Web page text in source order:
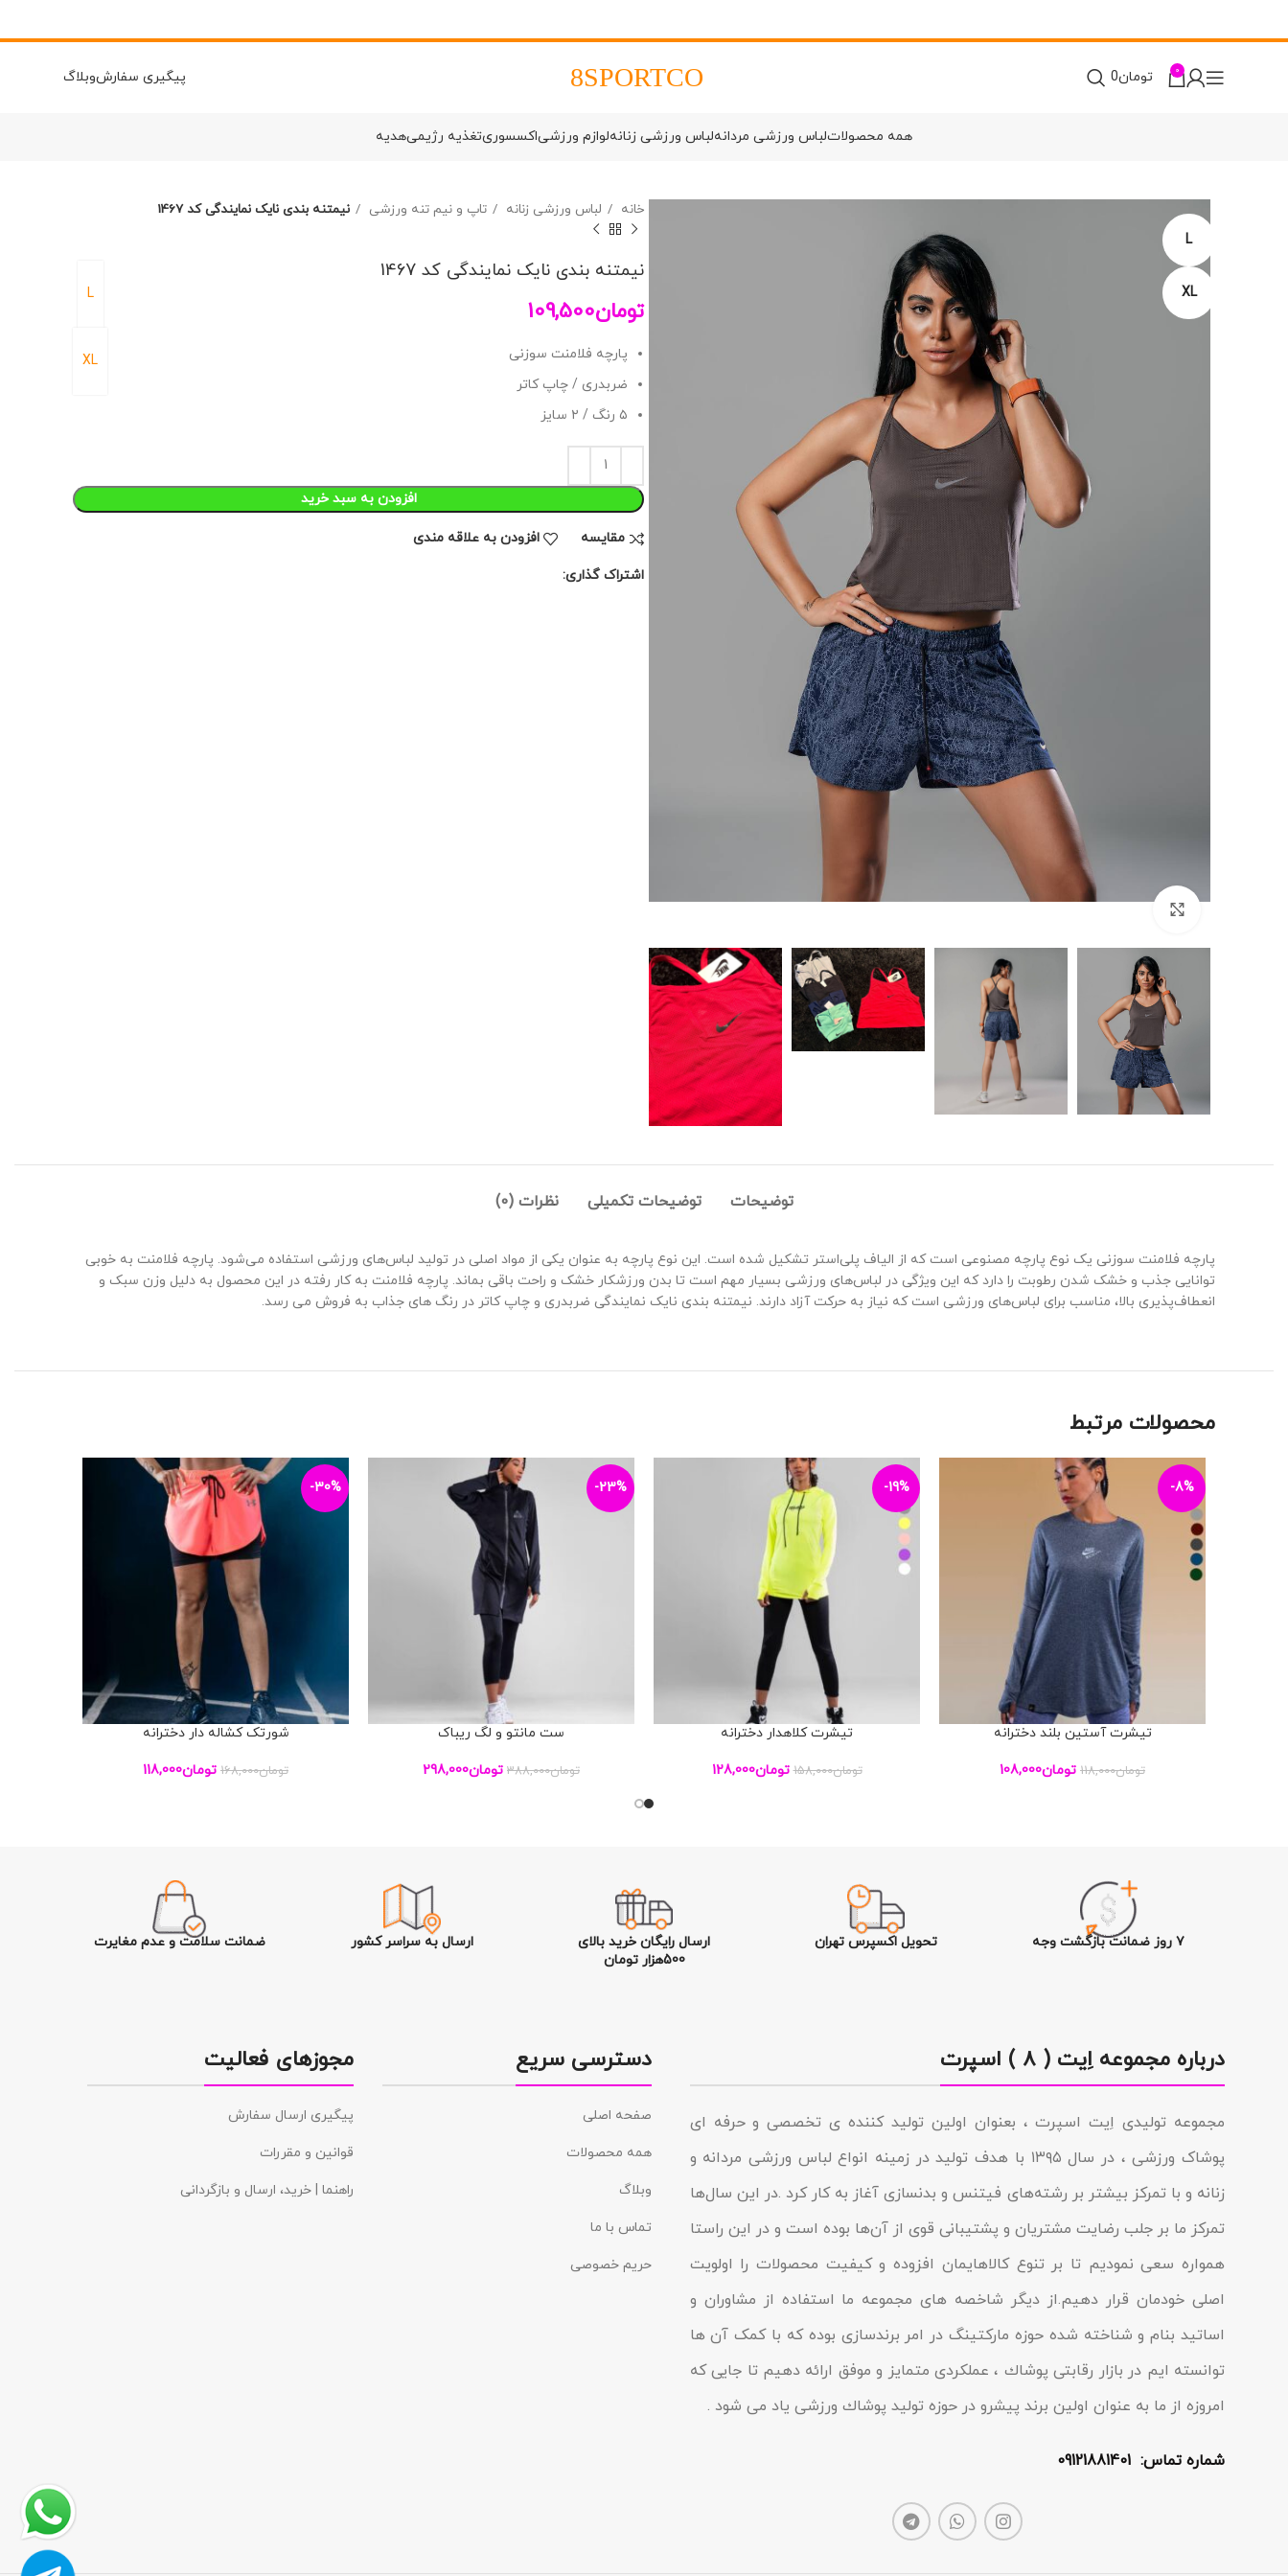
0 تومان0
8SPORTCO پیگیری سفارشوبلاگ
همه محصولاتلباس ورزشی مردانهلباس ورزشی زنانهلوازم ورزشیاکسسوریتغذیه رژیمیهدیه
L
XL
خانه لباس ورزشی زنانه تاپ و نیم تنه ورزشی نیمتنه بندی نایک نمایندگی کد 1467
L
XL
نیمتنه بندی نایک نمایندگی کد 1467
تومان109,500
پارچه فلامنت سوزنی
ضربدری / چاپ کاتر
۵ رنگ / ۲ سایز
افزودن به سبد خرید
مقايسه افزودن به علاقه مندی
اشتراک گذاری:
توضیحات توضیحات تکمیلی نظرات (0)
پارچه فلامنت سوزنی یک نوع پارچه مصنوعی است که از الیاف پلی‌استر تشکیل شده است. این نوع پارچه به عنوان یکی از مواد اصلی در تولید لباس‌های ورزشی استفاده می‌شود. پارچه فلامنت به خوبی
توانایی جذب و خشک شدن رطوبت را دارد که این ویژگی در لباس‌های ورزشی بسیار مهم است تا بدن ورزشکار خشک و راحت باقی بماند. پارچه فلامنت به کار رفته در این محصول به دلیل وزن سبک و
انعطاف‌پذیری بالا، مناسب برای لباس‌های ورزشی است که نیاز به حرکت آزاد دارند. نیمتنه بندی نایک نمایندگی ضربدری و چاپ کاتر در رنگ های جذاب به فروش می رسد.
محصولات مرتبط
-8%
افزودن به سبد خریدتیشرت آستین بلند دخترانه
تومان118,000 تومان108,000
-19%
افزودن به سبد خریدتیشرت کلاهدار دخترانه
تومان158,000 تومان128,000
-23%
افزودن به سبد خریدست مانتو و لگ ریباک
تومان388,000 تومان298,000
-30%
افزودن به سبد خریدشورتک کشاله دار دخترانه
تومان168,000 تومان118,000
۷ روز ضمانت بازگشت وجه تحویل اکسپرس تهران
ارسال رایگان خرید بالای
500هزار تومان
ارسال به سراسر کشور ضمانت سلامت و عدم مغایرت
درباره مجموعه اِیت ( ۸ ) اسپرت
مجموعه تولیدى اِیت اسپرت ، بعنوان اولین تولید کننده ی تخصصی و حرفه ای
پوشاک ورزشی ، در سال ۱۳۹۵ با هدف تولید در زمینه انواع لباس ورزشی مردانه و
زنانه و با تمرکز بیشتر بر رشته‌های فیتنس و بدنسازی آغاز به کار کرد .در این سال‌ها
تمرکز ما بر جلب رضایت مشتریان و پشتیبانی قوی از آن‌ها بوده است و در این راستا
همواره سعی نمودیم تا بر تنوع کالاهایمان افزوده و کیفیت محصولات را اولویت
اصلی خودمان قرار دهیم.از دیگر شاخصه هاى مجموعه ما استفاده از مشاوران و
اساتید بنام و شناخته شده حوزه مارکتینگ در امر برندسازى بوده که با کمک آن ها
توانسته ایم در بازار رقابتى پوشاك ، عملکردى متمایز و موفق ارائه دهیم تا جایى که
امروزه از ما به عنوان اولین برند پیشرو در حوزه تولید پوشاك ورزشی یاد مى شود .
شماره تماس: 09121881401
دسترسی سریع
صفحه اصلی
همه محصولات
وبلاگ
تماس با ما
حریم خصوصی
مجوزهای فعالیت
پیگیری ارسال سفارش
قوانین و مقررات
راهنما | خرید، ارسال و بازگردانی